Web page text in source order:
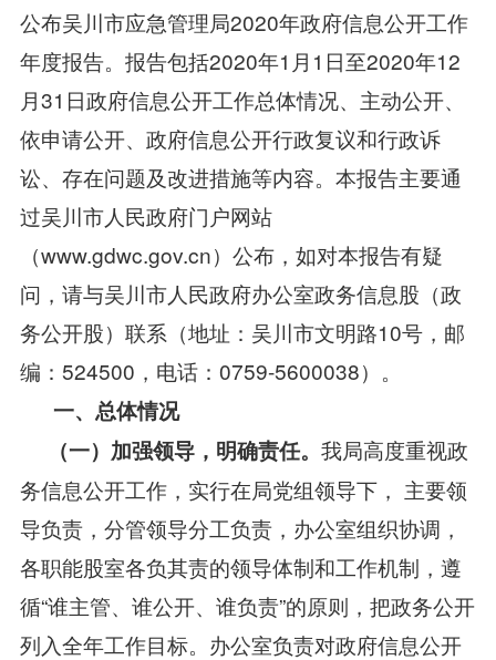
公布吴川市应急管理局2020年政府信息公开工作
年度报告。报告包括2020年1月1日至2020年12
月31日政府信息公开工作总体情况、主动公开、
依申请公开、政府信息公开行政复议和行政诉
讼、存在问题及改进措施等内容。本报告主要通
过吴川市人民政府门户网站
（www.gdwc.gov.cn）公布，如对本报告有疑
问，请与吴川市人民政府办公室政务信息股（政
务公开股）联系（地址：吴川市文明路10号，邮
编：524500，电话：0759-5600038）。
一、总体情况
（一）加强领导，明确责任。 我局高度重视政
务信息公开工作，实行在局党组领导下， 主要领
导负责，分管领导分工负责，办公室组织协调，
各职能股室各负其责的领导体制和工作机制，遵
循“谁主管、谁公开、谁负责”的原则，把政务公开
列入全年工作目标。办公室负责对政府信息公开